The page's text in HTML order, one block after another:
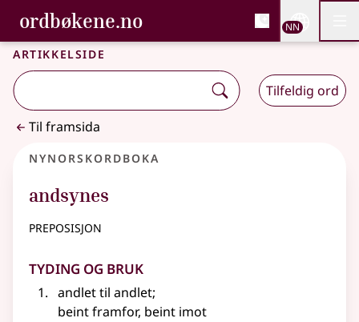
Gå til hovudinnhald
Tilgjenge
ordbøkene.no, Bokmålsordboka og
Bokmålsordboka og Nynorskordboka
NN
Artikkelside
Tilfeldig ord
Til framsida
Nynorskordboka
andsynes
preposisjon
Tyding og bruk
andlet til andlet;
beint framfor, beint imot